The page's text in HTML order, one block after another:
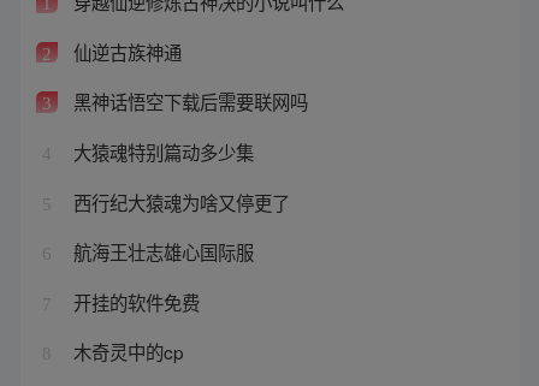
2 仙逆古族神通
3 黑神话悟空下载后需要联网吗
4 大猿魂特别篇动多少集
5 西行纪大猿魂为啥又停更了
6 航海王壮志雄心国际服
7 开挂的软件免费
8 木奇灵中的cp